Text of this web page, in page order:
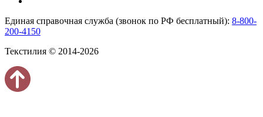
Единая справочная служба (звонок по РФ бесплатный): 8-800-
200-4150
Текстилия © 2014-2026